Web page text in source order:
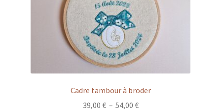
Cadre tambour à broder
39,00 € – 54,00 €Plage